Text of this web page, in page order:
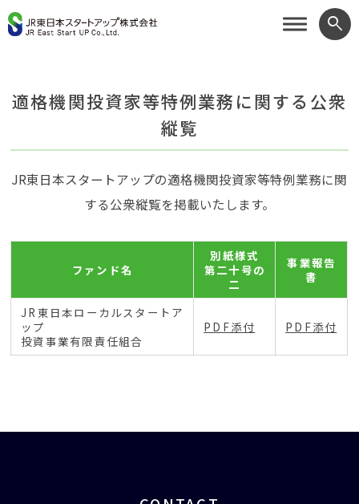
search
適格機関投資家等特例業務に関する公衆
縦覧
JR東日本スタートアップの適格機関投資家等特例業務に関
する公衆縦覧を掲載いたします。
ファンド名
別紙様式
第二十号の
二
事業報告
書
JR東日本ローカルスタートア
ップ
投資事業有限責任組合
PDF添付 PDF添付